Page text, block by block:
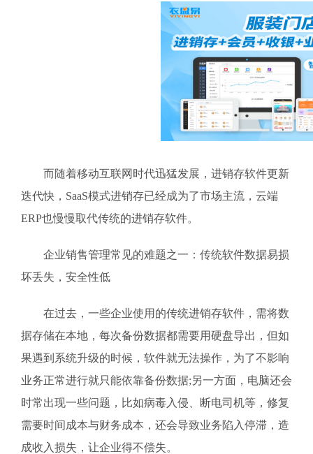
而随着移动互联网时代迅猛发展，进销存软件更新
迭代快，SaaS模式进销存已经成为了市场主流，云端
ERP也慢慢取代传统的进销存软件。
企业销售管理常见的难题之一：传统软件数据易损
坏丢失，安全性低
在过去，一些企业使用的传统进销存软件，需将数
据存储在本地，每次备份数据都需要用硬盘导出，但如
果遇到系统升级的时候，软件就无法操作，为了不影响
业务正常进行就只能依靠备份数据;另一方面，电脑还会
时常出现一些问题，比如病毒入侵、断电司机等，修复
需要时间成本与财务成本，还会导致业务陷入停滞，造
成收入损失，让企业得不偿失。